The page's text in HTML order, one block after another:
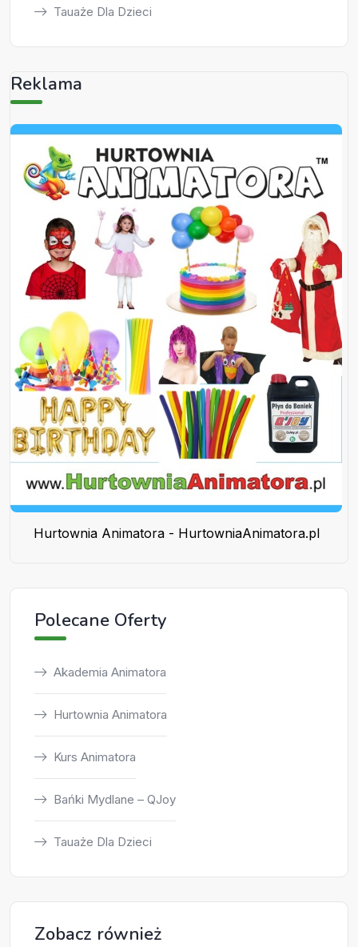
Tauaże Dla Dzieci
Reklama
Hurtownia Animatora - HurtowniaAnimatora.pl
Polecane Oferty
Akademia Animatora
Hurtownia Animatora
Kurs Animatora
Bańki Mydlane – QJoy
Tauaże Dla Dzieci
Zobacz również